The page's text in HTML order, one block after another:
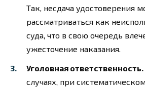
Так, несдача удостоверения
рассматриваться как
суда, что в свою очередь
ужесточение наказания.
Уголовная ответственность.
случаях, при